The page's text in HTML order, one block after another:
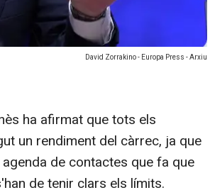
David Zorrakino - Europa Press - Arxiu
ha afirmat que tots els
un rendiment del càrrec, ja que
de contactes que fa que
de tenir clars els límits.